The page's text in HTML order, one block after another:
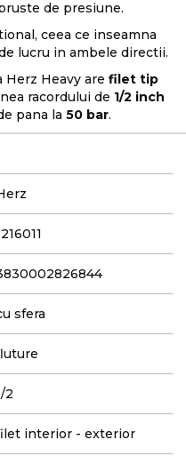
de presiune.
ceea ce inseamna
lucru in ambele directii.
Heavy are filet tip
racordului de 1/2 inch
pana la 50 bar.
sfera
2
interior - exterior